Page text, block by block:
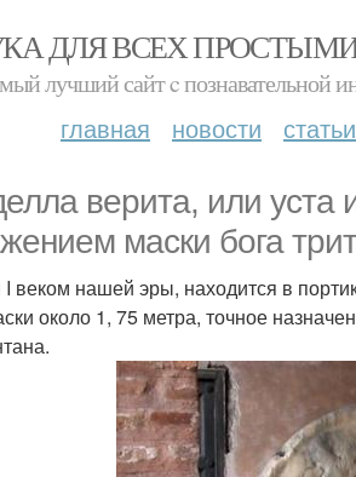
ДЛЯ ВСЕХ
лучший сайт c познавательной
главная новости статьи
верита, или уста
маски бога
I веком нашей эры, находится в
около 1, 75 метра, точное